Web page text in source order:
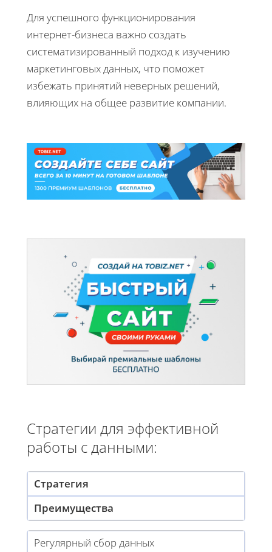
Для успешного функционирования
интернет-бизнеса важно создать
систематизированный подход к изучению
маркетинговых данных, что поможет
избежать принятий неверных решений,
влияющих на общее развитие компании.
Стратегии для эффективной
работы с данными:
Стратегия
Преимущества
Регулярный сбор данных